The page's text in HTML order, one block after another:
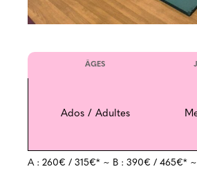
ÂGES
Ados / Adultes
A : 260€ / 315€* ~ B : 390€ / 465€*